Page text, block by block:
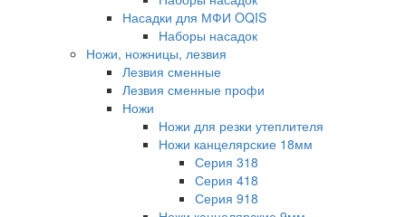
Насадки для МФИ OQIS
Наборы насадок
Ножи, ножницы, лезвия
Лезвия сменные
Лезвия сменные профи
Ножи
Ножи для резки утеплителя
Ножи канцелярские 18мм
Серия 318
Серия 418
Серия 918